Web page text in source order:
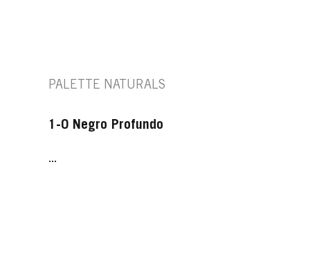
PALETTE NATURALS
1-0 Negro Profundo
...